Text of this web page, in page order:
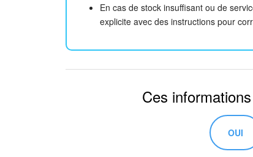
En cas de stock insuffisant ou de
explicite avec des instructions pour
Ces
OUI